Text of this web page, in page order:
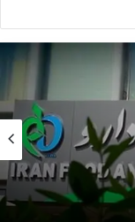
تولید
شیمیایی و
روند تولید و
در راستای